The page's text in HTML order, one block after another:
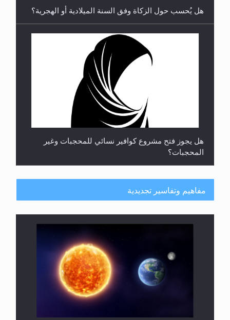
أطفال الأنابيب وتحديد جنس المولود..
هل من الصحيح أن ديّة المرأة المقتولة تساوي نصف ديّة
الرجل المقتول؟
مفاهيم وتفاسير تجديدية
سورة التكوير تُنبئ بزمن بعثة المسيح الموعود عليه
السلام